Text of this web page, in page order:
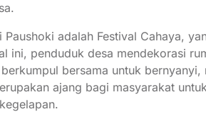
Paushoki adalah Festival Cahaya,
ini, penduduk desa mendekorasi
bersama untuk
ajang bagi masyarakat